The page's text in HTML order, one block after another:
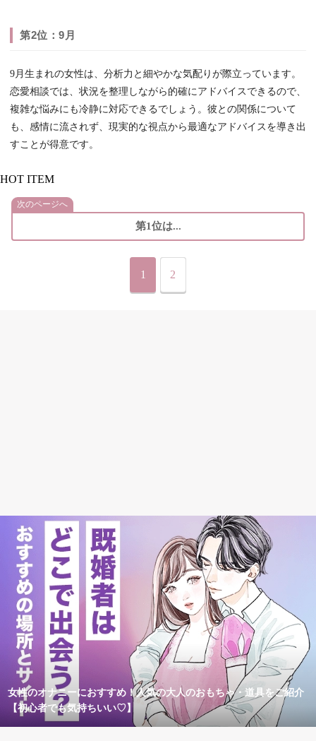
第2位：9月
9月生まれの女性は、分析力と細やかな気配りが際立っています。
恋愛相談では、状況を整理しながら的確にアドバイスできるので、
複雑な悩みにも冷静に対応できるでしょう。彼との関係について
も、感情に流されず、現実的な視点から最適なアドバイスを導き出
すことが得意です。
HOT ITEM
次のページへ
第1位は...
1 2
女性のオナニーにおすすめ！人気の大人のおもちゃ・道具をご紹介
【初心者でも気持ちいい♡】